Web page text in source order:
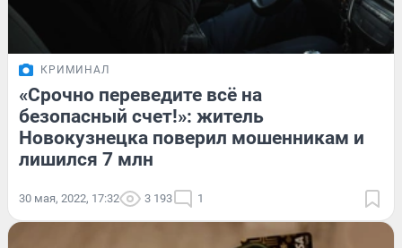
КРИМИНАЛ
«Срочно переведите всё на
безопасный счет!»: житель
Новокузнецка поверил мошенникам и
лишился 7 млн
30 мая, 2022, 17:32 3 193 1